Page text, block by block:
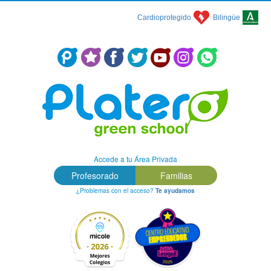
Cardioprotegido Bilingüe
Centro Concertado en Málaga: Colegio Platero Green School
Accede a tu Área Privada
Profesorado Familias
¿Problemas con el acceso? Te ayudamos